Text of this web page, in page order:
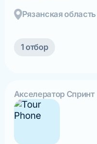
Рязанская область
1 отбор
Акселератор Спринт